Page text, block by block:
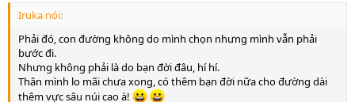
Iruka nói:
Phải đó, con đường không do mình chọn nhưng mình vẫn phải
bước đi.
Nhưng không phải là do bạn đời đâu, hí hí.
Thân mình lo mãi chưa xong, có thêm bạn đời nữa cho đường dài
thêm vực sâu núi cao à!